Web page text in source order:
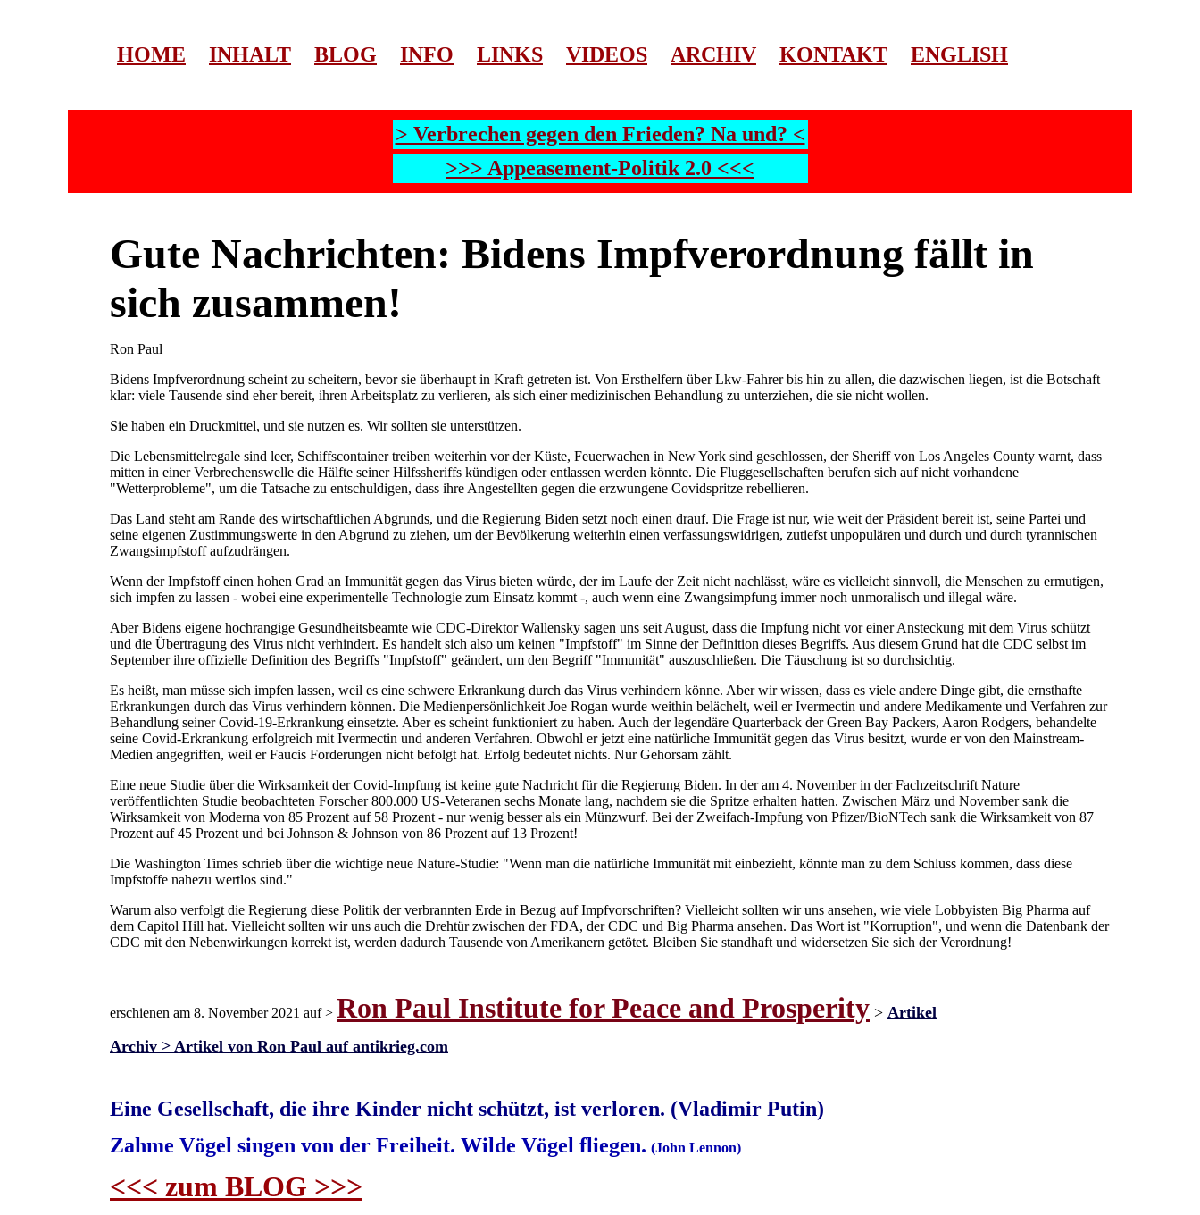
HOME INHALT BLOG INFO LINKS VIDEOS ARCHIV KONTAKT ENGLISH
> Verbrechen gegen den Frieden? Na und? <
>>> Appeasement-Politik 2.0 <<<
Gute Nachrichten: Bidens Impfverordnung fällt in
sich zusammen!
Ron Paul
Bidens Impfverordnung scheint zu scheitern, bevor sie überhaupt in Kraft getreten ist. Von Ersthelfern über Lkw-Fahrer bis hin zu allen, die dazwischen liegen, ist die Botschaft
klar: viele Tausende sind eher bereit, ihren Arbeitsplatz zu verlieren, als sich einer medizinischen Behandlung zu unterziehen, die sie nicht wollen.
Sie haben ein Druckmittel, und sie nutzen es. Wir sollten sie unterstützen.
Die Lebensmittelregale sind leer, Schiffscontainer treiben weiterhin vor der Küste, Feuerwachen in New York sind geschlossen, der Sheriff von Los Angeles County warnt, dass
mitten in einer Verbrechenswelle die Hälfte seiner Hilfssheriffs kündigen oder entlassen werden könnte. Die Fluggesellschaften berufen sich auf nicht vorhandene
"Wetterprobleme", um die Tatsache zu entschuldigen, dass ihre Angestellten gegen die erzwungene Covidspritze rebellieren.
Das Land steht am Rande des wirtschaftlichen Abgrunds, und die Regierung Biden setzt noch einen drauf. Die Frage ist nur, wie weit der Präsident bereit ist, seine Partei und
seine eigenen Zustimmungswerte in den Abgrund zu ziehen, um der Bevölkerung weiterhin einen verfassungswidrigen, zutiefst unpopulären und durch und durch tyrannischen
Zwangsimpfstoff aufzudrängen.
Wenn der Impfstoff einen hohen Grad an Immunität gegen das Virus bieten würde, der im Laufe der Zeit nicht nachlässt, wäre es vielleicht sinnvoll, die Menschen zu ermutigen,
sich impfen zu lassen - wobei eine experimentelle Technologie zum Einsatz kommt -, auch wenn eine Zwangsimpfung immer noch unmoralisch und illegal wäre.
Aber Bidens eigene hochrangige Gesundheitsbeamte wie CDC-Direktor Wallensky sagen uns seit August, dass die Impfung nicht vor einer Ansteckung mit dem Virus schützt
und die Übertragung des Virus nicht verhindert. Es handelt sich also um keinen "Impfstoff" im Sinne der Definition dieses Begriffs. Aus diesem Grund hat die CDC selbst im
September ihre offizielle Definition des Begriffs "Impfstoff" geändert, um den Begriff "Immunität" auszuschließen. Die Täuschung ist so durchsichtig.
Es heißt, man müsse sich impfen lassen, weil es eine schwere Erkrankung durch das Virus verhindern könne. Aber wir wissen, dass es viele andere Dinge gibt, die ernsthafte
Erkrankungen durch das Virus verhindern können. Die Medienpersönlichkeit Joe Rogan wurde weithin belächelt, weil er Ivermectin und andere Medikamente und Verfahren zur
Behandlung seiner Covid-19-Erkrankung einsetzte. Aber es scheint funktioniert zu haben. Auch der legendäre Quarterback der Green Bay Packers, Aaron Rodgers, behandelte
seine Covid-Erkrankung erfolgreich mit Ivermectin und anderen Verfahren. Obwohl er jetzt eine natürliche Immunität gegen das Virus besitzt, wurde er von den Mainstream-
Medien angegriffen, weil er Faucis Forderungen nicht befolgt hat. Erfolg bedeutet nichts. Nur Gehorsam zählt.
Eine neue Studie über die Wirksamkeit der Covid-Impfung ist keine gute Nachricht für die Regierung Biden. In der am 4. November in der Fachzeitschrift Nature
veröffentlichten Studie beobachteten Forscher 800.000 US-Veteranen sechs Monate lang, nachdem sie die Spritze erhalten hatten. Zwischen März und November sank die
Wirksamkeit von Moderna von 85 Prozent auf 58 Prozent - nur wenig besser als ein Münzwurf. Bei der Zweifach-Impfung von Pfizer/BioNTech sank die Wirksamkeit von 87
Prozent auf 45 Prozent und bei Johnson & Johnson von 86 Prozent auf 13 Prozent!
Die Washington Times schrieb über die wichtige neue Nature-Studie: "Wenn man die natürliche Immunität mit einbezieht, könnte man zu dem Schluss kommen, dass diese
Impfstoffe nahezu wertlos sind."
Warum also verfolgt die Regierung diese Politik der verbrannten Erde in Bezug auf Impfvorschriften? Vielleicht sollten wir uns ansehen, wie viele Lobbyisten Big Pharma auf
dem Capitol Hill hat. Vielleicht sollten wir uns auch die Drehtür zwischen der FDA, der CDC und Big Pharma ansehen. Das Wort ist "Korruption", und wenn die Datenbank der
CDC mit den Nebenwirkungen korrekt ist, werden dadurch Tausende von Amerikanern getötet. Bleiben Sie standhaft und widersetzen Sie sich der Verordnung!
erschienen am 8. November 2021 auf > Ron Paul Institute for Peace and Prosperity > Artikel
Archiv > Artikel von Ron Paul auf antikrieg.com
Eine Gesellschaft, die ihre Kinder nicht schützt, ist verloren. (Vladimir Putin)
Zahme Vögel singen von der Freiheit. Wilde Vögel fliegen. (John Lennon)
<<< zum BLOG >>>